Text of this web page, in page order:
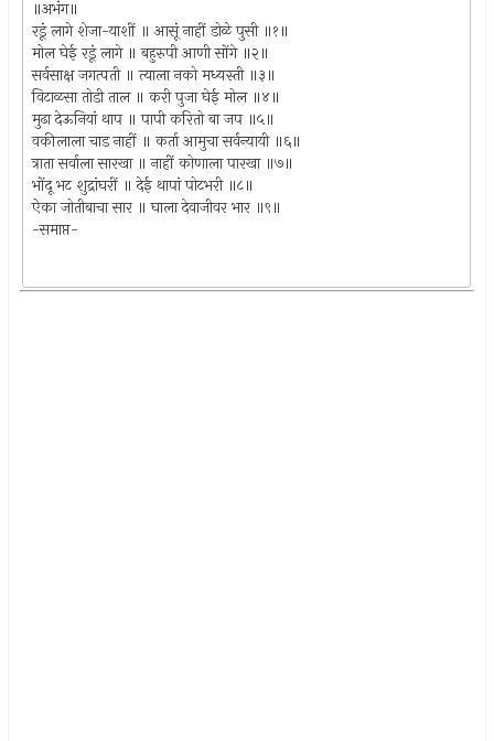
॥अभंग॥
रडूं लागे शेजा-याशीं ॥ आसूं नाहीं डोळे पुसी ॥१॥
मोल घेई रडूं लागे ॥ बहुरुपी आणी सोंगे ॥२॥
सर्वसाक्ष जगत्पती ॥ त्याला नको मध्यस्ती ॥३॥
विटाळसा तोडी ताल ॥ करी पुजा घेई मोल ॥४॥
मुढा देऊनियां थाप ॥ पापी करितो बा जप ॥५॥
वकीलाला चाड नाहीं ॥ कर्ता आमुचा सर्वन्यायी ॥६॥
त्राता सर्वाला सारखा ॥ नाहीं कोणाला पारखा ॥७॥
भोंदू भट शुद्रांघरीं ॥ देई थापां पोटभरी ॥८॥
ऐका जोतीबाचा सार ॥ घाला देवाजीवर भार ॥९॥
-समाप्त-